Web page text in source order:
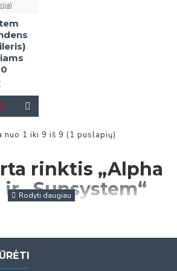
nuo 1 iki 9 iš 9 (1 puslapių)
rinktis „Alpha
„Sunsystem“
šildytuvus?
ir aukštos kokybės vandens
Jų vandens šildytuvai sukurti